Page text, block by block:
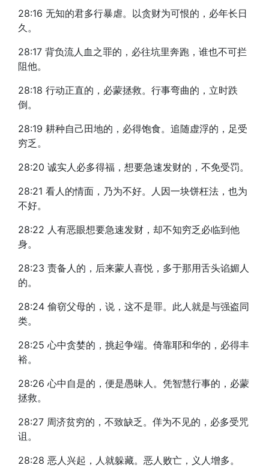
28:16 无知的君多行暴虐。以贪财为可恨的，必年长日
久。
28:17 背负流人血之罪的，必往坑里奔跑，谁也不可拦
阻他。
28:18 行动正直的，必蒙拯救。行事弯曲的，立时跌
倒。
28:19 耕种自己田地的，必得饱食。追随虚浮的，足受
穷乏。
28:20 诚实人必多得福，想要急速发财的，不免受罚。
28:21 看人的情面，乃为不好。人因一块饼枉法，也为
不好。
28:22 人有恶眼想要急速发财，却不知穷乏必临到他
身。
28:23 责备人的，后来蒙人喜悦，多于那用舌头谄媚人
的。
28:24 偷窃父母的，说，这不是罪。此人就是与强盗同
类。
28:25 心中贪婪的，挑起争端。倚靠耶和华的，必得丰
裕。
28:26 心中自是的，便是愚昧人。凭智慧行事的，必蒙
拯救。
28:27 周济贫穷的，不致缺乏。佯为不见的，必多受咒
诅。
28:28 恶人兴起，人就躲藏。恶人败亡，义人增多。